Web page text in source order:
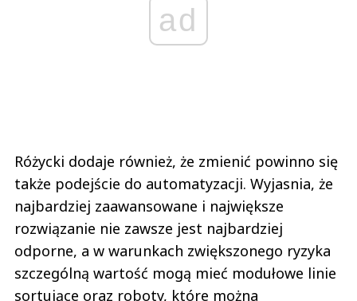
ad
Różycki dodaje również, że zmienić powinno się
także podejście do automatyzacji. Wyjasnia, że
najbardziej zaawansowane i największe
rozwiązanie nie zawsze jest najbardziej
odporne, a w warunkach zwiększonego ryzyka
szczególną wartość mogą mieć modułowe linie
sortujące oraz roboty, które można